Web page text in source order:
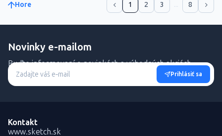
Hore 1 2 3 ... 8
Novinky e-mailom
Buďte informovaní o novinkách a výhodných akciách.
Prihlásiť sa
Kontakt
www.sketch.sk